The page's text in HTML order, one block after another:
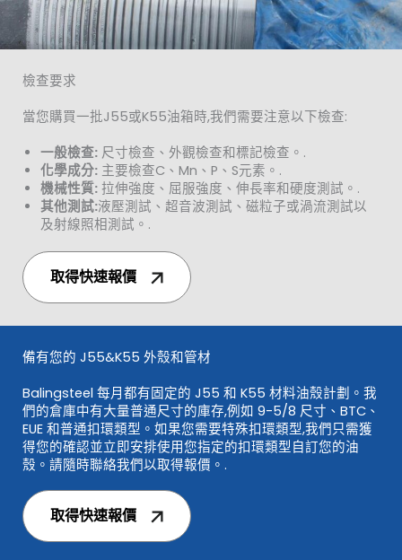
檢查要求
當您購買一批J55或K55油箱時,我們需要注意以下檢查:
一般檢查: 尺寸檢查、外觀檢查和標記檢查。.
化學成分: 主要檢查C、Mn、P、S元素。.
機械性質: 拉伸強度、屈服強度、伸長率和硬度測試。.
其他測試:液壓測試、超音波測試、磁粒子或渦流測試以
及射線照相測試。.
取得快速報價
備有您的 J55&K55 外殼和管材
Balingsteel 每月都有固定的 J55 和 K55 材料油殼計劃。我
們的倉庫中有大量普通尺寸的庫存,例如 9-5/8 尺寸、BTC、
EUE 和普通扣環類型。如果您需要特殊扣環類型,我們只需獲
得您的確認並立即安排使用您指定的扣環類型自訂您的油
殼。請隨時聯絡我們以取得報價。.
取得快速報價